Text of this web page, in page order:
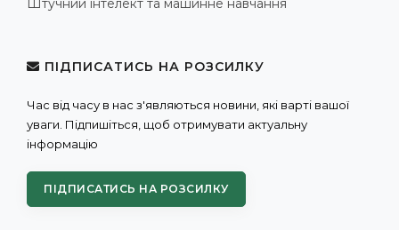
Штучний інтелект та машинне навчання
ПІДПИСАТИСЬ НА РОЗСИЛКУ
Час від часу в нас з'являються новини, які варті вашої
уваги. Підпишіться, щоб отримувати актуальну
інформацію
ПІДПИСАТИСЬ НА РОЗСИЛКУ